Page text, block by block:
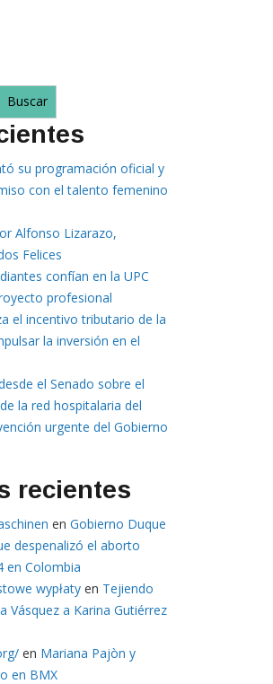
Buscar
su programación oficial y
con el talento femenino
Alfonso Lizarazo,
Felices
confían en la UPC
profesional
el incentivo tributario de la
la inversión en el
el Senado sobre el
la red hospitalaria del
urgente del Gobierno
recientes
en Gobierno Duque
despenalizó el aborto
en Colombia
wypłaty en Tejiendo
Vásquez a Karina Gutiérrez
en Mariana Pajòn y
en BMX